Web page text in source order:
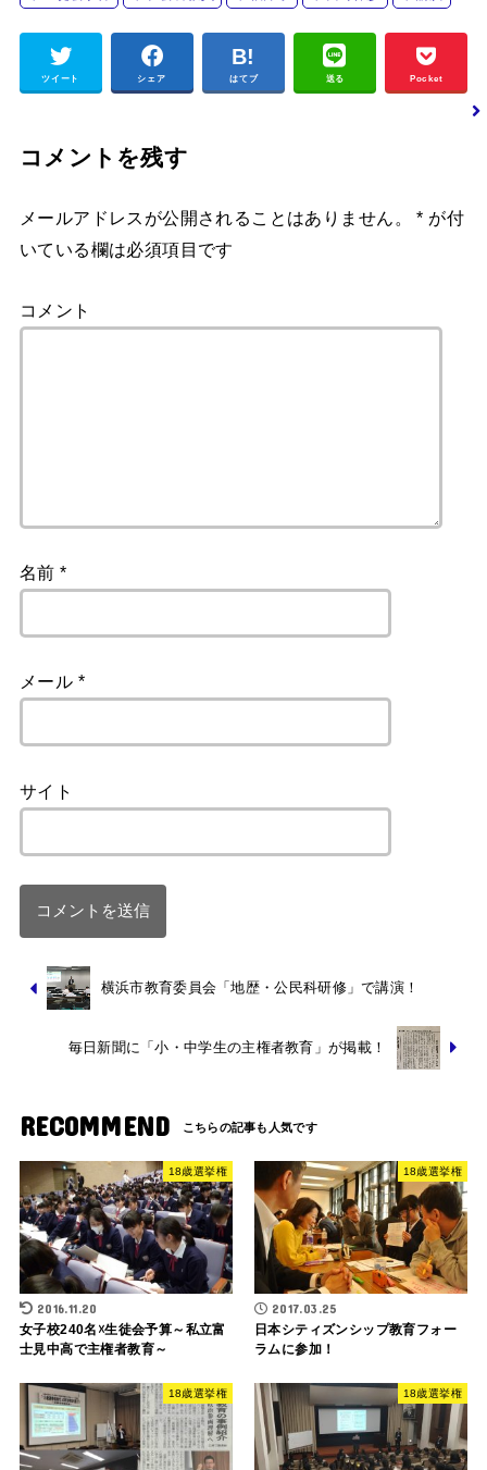
ツイート シェア はてブ 送る Pocket
コメントを残す
メールアドレスが公開されることはありません。 * が付
いている欄は必須項目です
コメント
名前*
メール *
サイト
横浜市教育委員会「地歴・公民科研修」で講演！
毎日新聞に「小・中学生の主権者教育」が掲載！
RECOMMEND
18歳選挙権
2016.11.20
女子校240名☓生徒会予算～私立富
士見中高で主権者教育～
18歳選挙権
2017.03.25
日本シティズンシップ教育フォー
ラムに参加！
18歳選挙権 18歳選挙権